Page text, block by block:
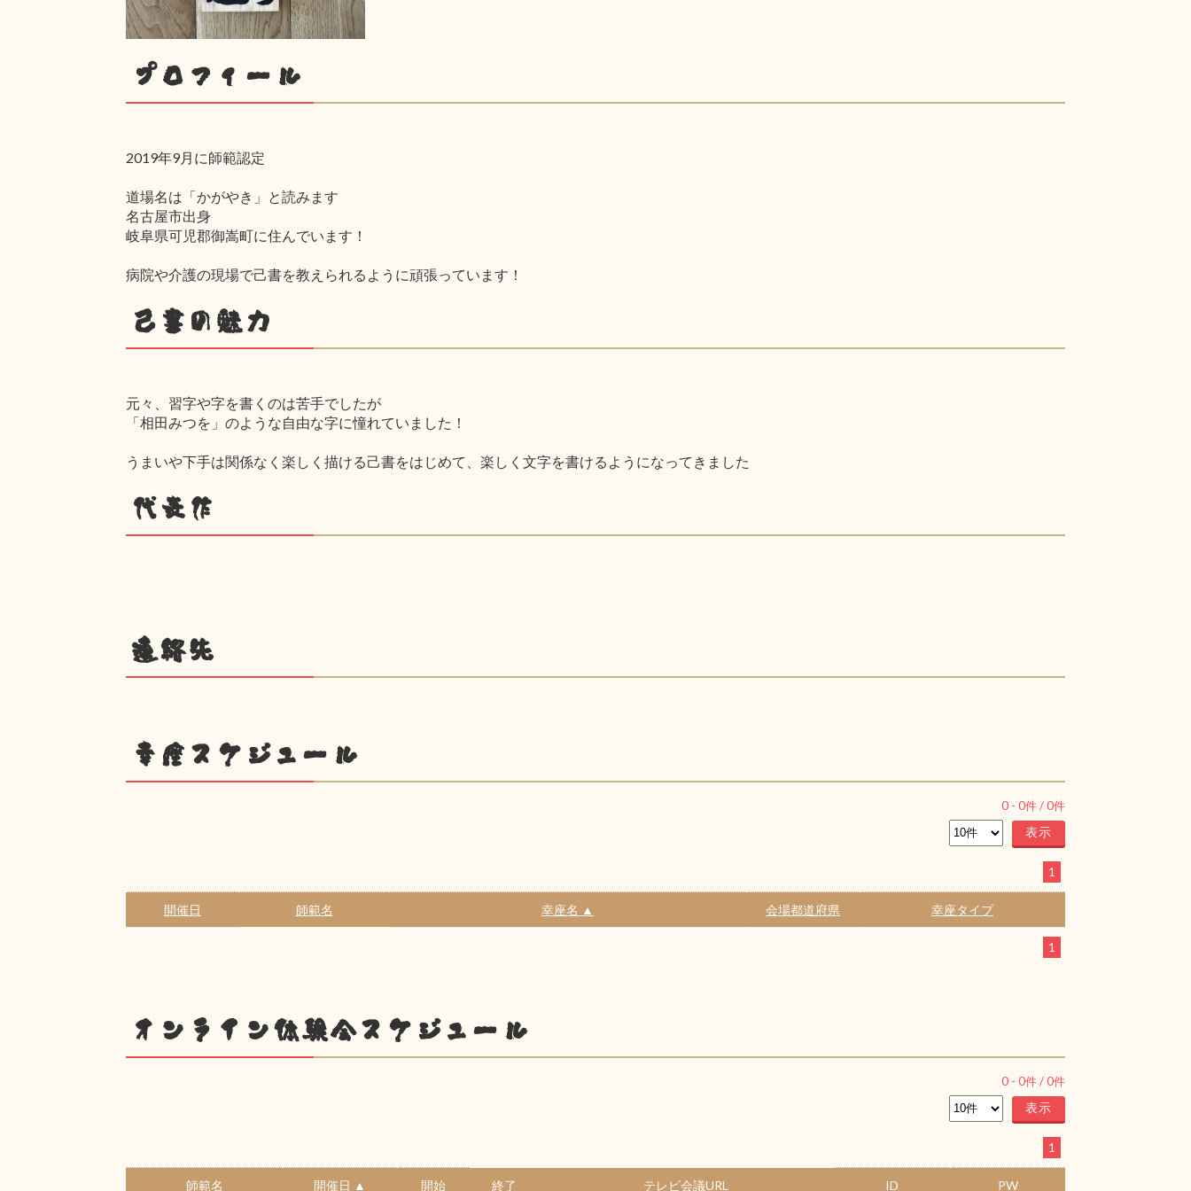
プロフィール
2019年9月に師範認定
道場名は「かがやき」と読みます
名古屋市出身
岐阜県可児郡御嵩町に住んでいます！
病院や介護の現場で己書を教えられるように頑張っています！
己書の魅力
元々、習字や字を書くのは苦手でしたが
「相田みつを」のような自由な字に憧れていました！
うまいや下手は関係なく楽しく描ける己書をはじめて、楽しく文字を書けるようになってきました
代表作
連絡先
幸座スケジュール
0 - 0件 /0件
1
開催日 師範名 幸座名 ▲ 会場都道府県 幸座タイプ
1
オンライン体験会スケジュール
0 - 0件 /0件
1
師範名 開催日 ▲ 開始 終了 テレビ会議URL ID PW